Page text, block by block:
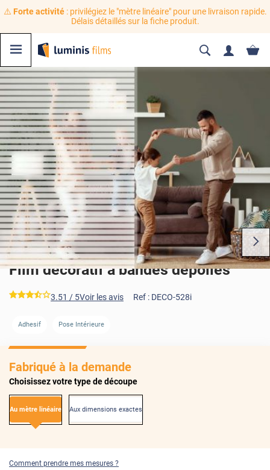
⚠️ Forte activité: privilégiez le "mètre linéaire" pour une livraison rapide.
Délais détaillés sur la fiche produit.
Film décoratif à bandes dépolies
*****3.51 / 5Voir les avis Ref : DECO-528i
Adhesif Pose Intérieure
Fabriqué à la demande
Choisissez votre type de découpe
Au mètre linéaire Aux dimensions exactes
Comment prendre mes mesures ?